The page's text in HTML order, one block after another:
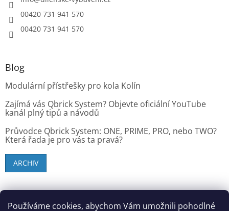
Používáme cookies, abychom Vám umožnili pohodlné
00420 731 941 570
00420 731 941 570
Blog
Modulární přístřešky pro kola Kolín
Zajímá vás Qbrick System? Objevte oficiální YouTube
kanál plný tipů a návodů
Průvodce Qbrick System: ONE, PRIME, PRO, nebo TWO?
Která řada je pro vás ta pravá?
ARCHIV